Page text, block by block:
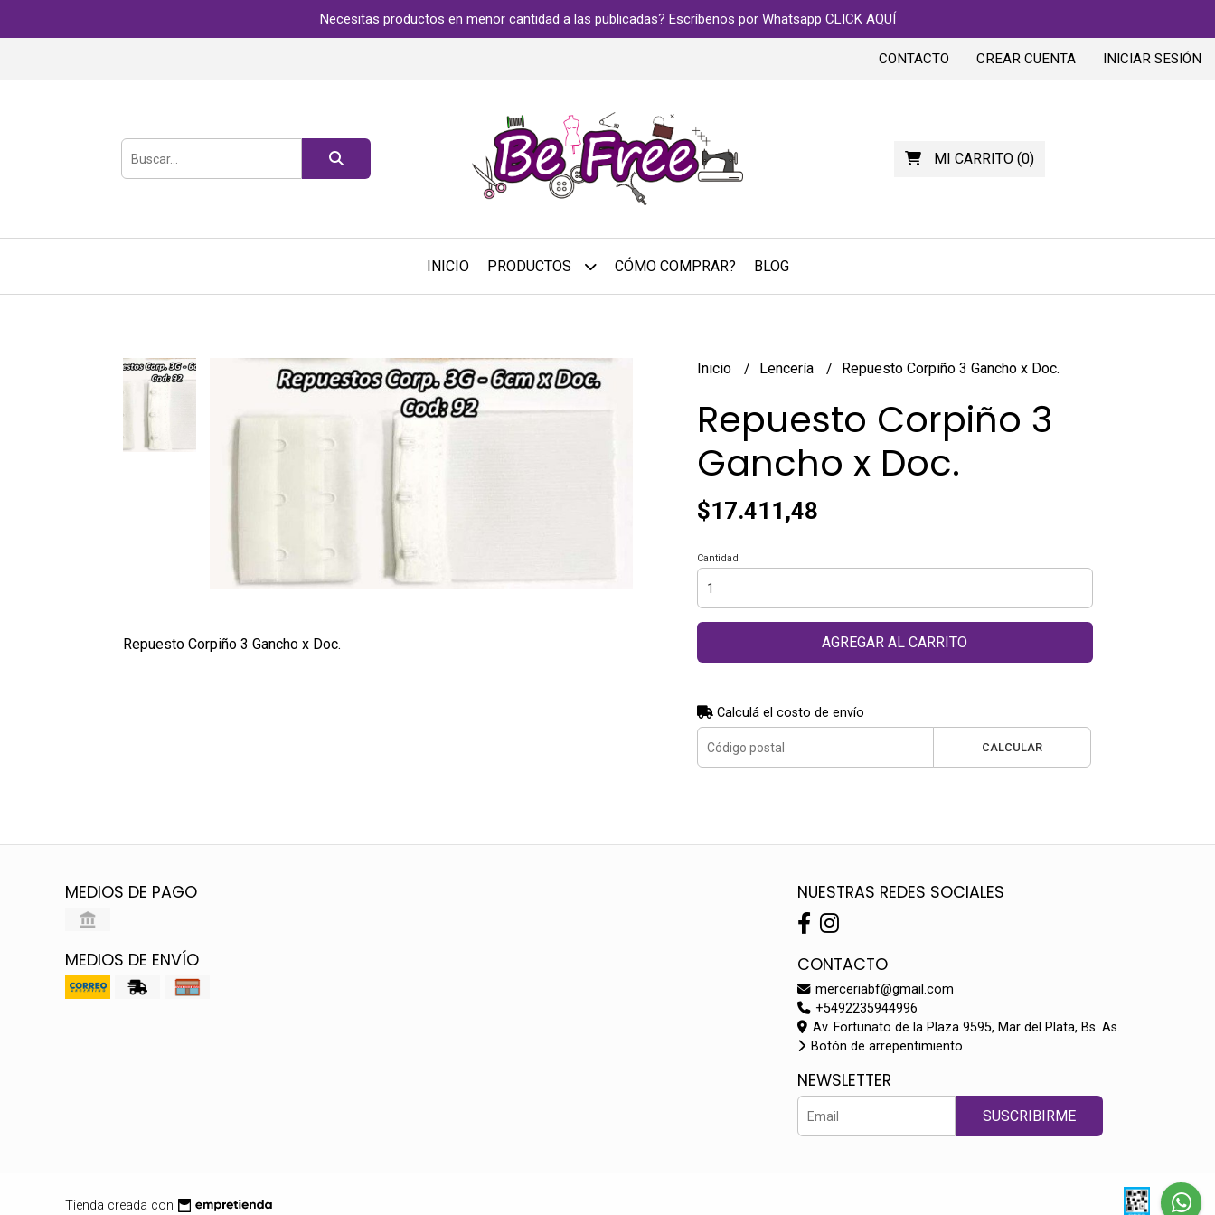
Necesitas productos en menor cantidad a las publicadas? Escríbenos por Whatsapp CLICK AQUÍ
CONTACTO CREAR CUENTA INICIAR SESIÓN
MI CARRITO(0)
INICIO PRODUCTOS CÓMO COMPRAR? BLOG
Repuesto Corpiño 3 Gancho x Doc.
Inicio Lencería Repuesto Corpiño 3 Gancho x Doc.
Repuesto Corpiño 3
Gancho x Doc.
$17.411,48
Cantidad
AGREGAR AL CARRITO
Calculá el costo de envío
CALCULAR
MEDIOS DE PAGO
MEDIOS DE ENVÍO
NUESTRAS REDES SOCIALES
CONTACTO
merceriabf@gmail.com
+5492235944996
Av. Fortunato de la Plaza 9595, Mar del Plata, Bs. As.
Botón de arrepentimiento
NEWSLETTER
SUSCRIBIRME
Tienda creada con